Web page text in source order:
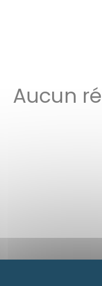
Aucun